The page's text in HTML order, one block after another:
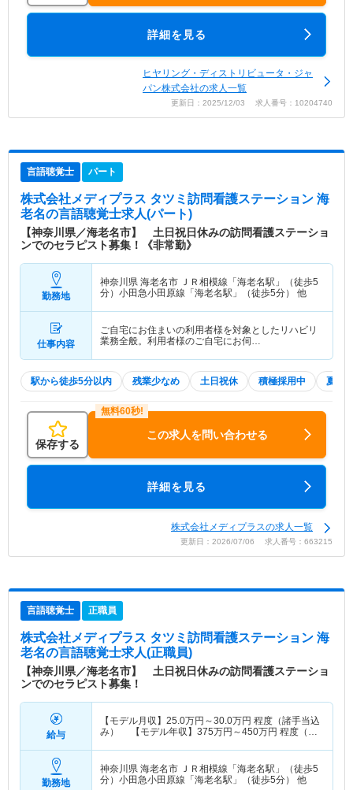
詳細を見る
ヒヤリング・ディストリビュータ・ジャ
パン株式会社の求人一覧
更新日：2025/12/03 求人番号：10204740
言語聴覚士 パート
株式会社メディプラス タツミ訪問看護ステーション 海
老名の言語聴覚士求人(パート)
【神奈川県／海老名市】 土日祝日休みの訪問看護ステーショ
ンでのセラピスト募集！《非常勤》
勤務地
神奈川県 海老名市 ＪＲ相模線「海老名駅」（徒歩5
分）小田急小田原線「海老名駅」（徒歩5分） 他
仕事内容
ご自宅にお住まいの利用者様を対象としたリハビリ
業務全般。利用者様のご自宅にお伺…
駅から徒歩5分以内 残業少なめ 土日祝休 積極採用中 夏～
保存する
この求人を問い合わせる
詳細を見る
株式会社メディプラスの求人一覧
更新日：2026/07/06 求人番号：663215
言語聴覚士 正職員
株式会社メディプラス タツミ訪問看護ステーション 海
老名の言語聴覚士求人(正職員)
【神奈川県／海老名市】 土日祝日休みの訪問看護ステーショ
ンでのセラピスト募集！
給与
【モデル月収】 25.0万円～30.0万円 程度（諸手当込
み） 【モデル年収】 375万円～450万円 程度（諸
勤務地
神奈川県 海老名市 ＪＲ相模線「海老名駅」（徒歩5
分）小田急小田原線「海老名駅」（徒歩5分） 他